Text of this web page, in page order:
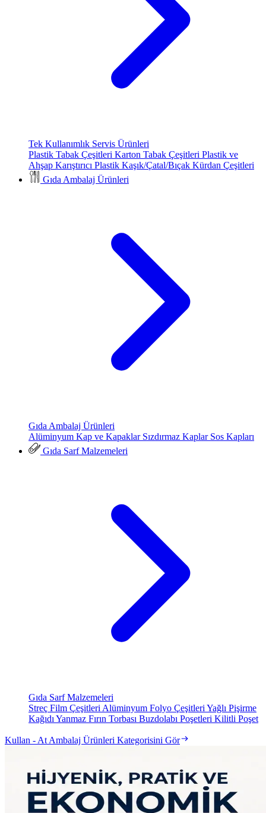
Tek Kullanımlık Servis Ürünleri
Plastik Tabak Çeşitleri Karton Tabak Çeşitleri Plastik ve
Ahşap Karıştırıcı Plastik Kaşık/Çatal/Bıçak Kürdan Çeşitleri
Gıda Ambalaj Ürünleri
Gıda Ambalaj Ürünleri
Alüminyum Kap ve Kapaklar Sızdırmaz Kaplar Sos Kapları
Gıda Sarf Malzemeleri
Gıda Sarf Malzemeleri
Streç Film Çeşitleri Alüminyum Folyo Çeşitleri Yağlı Pişirme
Kağıdı Yanmaz Fırın Torbası Buzdolabı Poşetleri Kilitli Poşet
Kullan - At Ambalaj Ürünleri Kategorisini Gör